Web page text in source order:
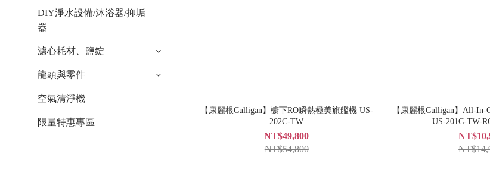
DIY淨水設備/沐浴器/抑垢
器
濾心耗材、鹽錠
龍頭與零件
空氣清淨機
限量特惠專區
【康麗根Culligan】櫥下RO瞬熱極美旗艦機 US-
202C-TW
NT$49,800
NT$54,800
【康麗根Culligan】All-
US-201C-TW-